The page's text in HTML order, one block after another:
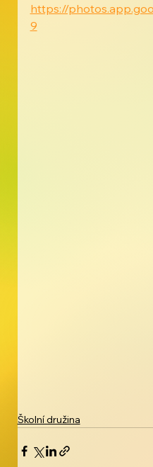
https://
9
Školní družina